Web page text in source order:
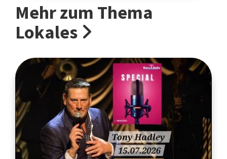
Mehr zum Thema
Lokales